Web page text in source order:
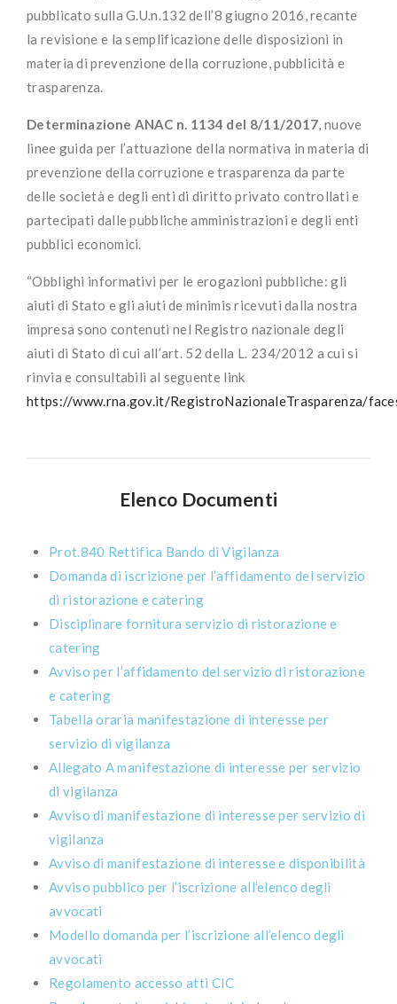
pubblicato sulla G.U.n.132 dell’8 giugno 2016, recante
la revisione e la semplificazione delle disposizioni in
materia di prevenzione della corruzione, pubblicità e
trasparenza.
Determinazione ANAC n. 1134 del 8/11/2017, nuove
linee guida per l’attuazione della normativa in materia di
prevenzione della corruzione e trasparenza da parte
delle società e degli enti di diritto privato controllati e
partecipati dalle pubbliche amministrazioni e degli enti
pubblici economici.
“Obblighi informativi per le erogazioni pubbliche: gli
aiuti di Stato e gli aiuti de minimis ricevuti dalla nostra
impresa sono contenuti nel Registro nazionale degli
aiuti di Stato di cui all’art. 52 della L. 234/2012 a cui si
rinvia e consultabili al seguente link
https://www.rna.gov.it/RegistroNazionaleTrasparenza/
Elenco Documenti
Prot.840 Rettifica Bando di Vigilanza
Domanda di iscrizione per l’affidamento del servizio
di ristorazione e catering
Disciplinare fornitura servizio di ristorazione e
catering
Avviso per l’affidamento del servizio di ristorazione
e catering
Tabella oraria manifestazione di interesse per
servizio di vigilanza
Allegato A manifestazione di interesse per servizio
di vigilanza
Avviso di manifestazione di interesse per servizio di
vigilanza
Avviso di manifestazione di interesse e disponibilità
Avviso pubblico per l’iscrizione all’elenco degli
avvocati
Modello domanda per l’iscrizione all’elenco degli
avvocati
Regolamento accesso atti CIC